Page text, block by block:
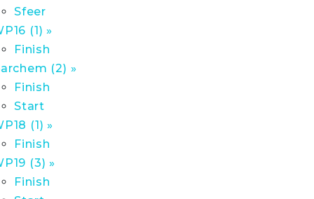
Sfeer
(1) »
Finish
(2) »
Finish
Start
(1) »
Finish
(3) »
Finish